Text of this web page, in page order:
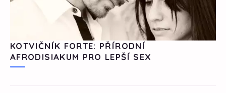
KOTVIČNÍK FORTE: PŘÍRODNÍ
AFRODISIAKUM PRO LEPŠÍ SEX